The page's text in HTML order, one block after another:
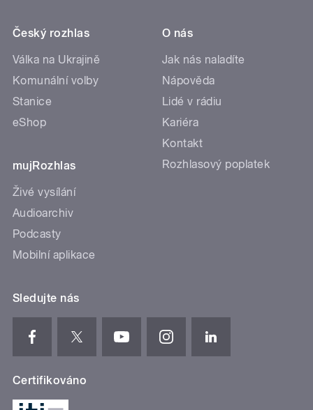
Český rozhlas
Válka na Ukrajině
Komunální volby
Stanice
eShop
mujRozhlas
Živé vysílání
Audioarchiv
Podcasty
Mobilní aplikace
O nás
Jak nás naladíte
Nápověda
Lidé v rádiu
Kariéra
Kontakt
Rozhlasový poplatek
Sledujte nás
Certifikováno